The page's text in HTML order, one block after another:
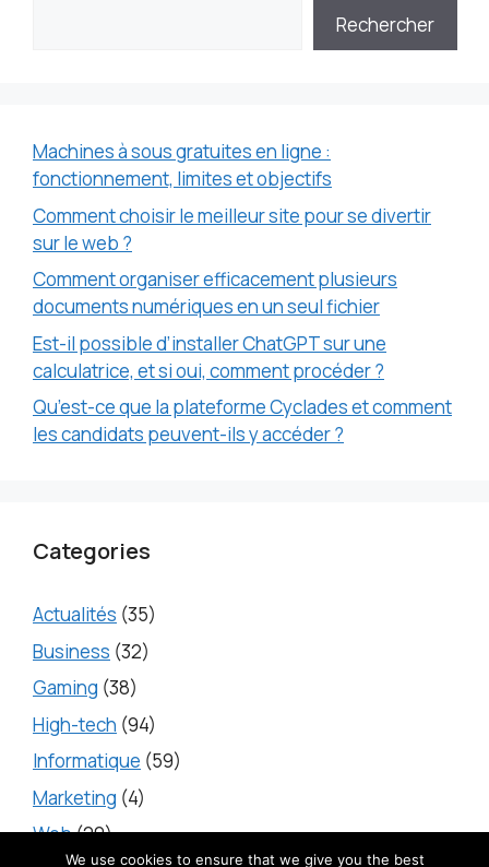
Rechercher
Machines à sous gratuites en ligne :
fonctionnement, limites et objectifs
Comment choisir le meilleur site pour se divertir
sur le web ?
Comment organiser efficacement plusieurs
documents numériques en un seul fichier
Est-il possible d’installer ChatGPT sur une
calculatrice, et si oui, comment procéder ?
Qu’est-ce que la plateforme Cyclades et comment
les candidats peuvent-ils y accéder ?
Categories
Actualités (35)
Business (32)
Gaming (38)
High-tech (94)
Informatique (59)
Marketing (4)
Web(20)
We use cookies to ensure that we give you the best